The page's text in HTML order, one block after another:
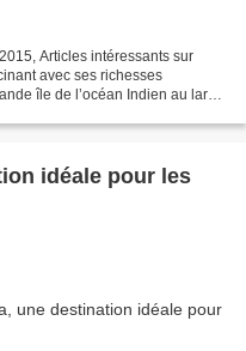
Articles intéressants sur
avec ses richesses
île de l’océan Indien au large
idéale pour les